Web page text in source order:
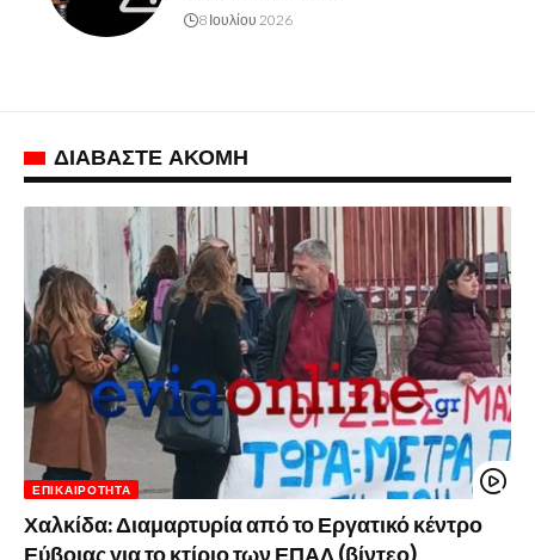
8 Ιουλίου 2026
ΔΙΑΒΑΣΤΕ ΑΚΟΜΗ
ΕΠΙΚΑΙΡΌΤΗΤΑ
Χαλκίδα: Διαμαρτυρία από το Εργατικό κέντρο